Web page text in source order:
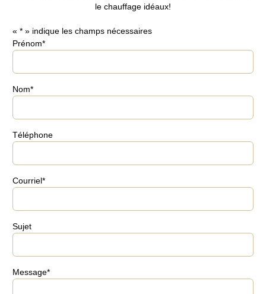
le chauffage idéaux!
«* » indique les champs nécessaires
Prénom*
Nom*
Téléphone
Courriel*
Sujet
Message*